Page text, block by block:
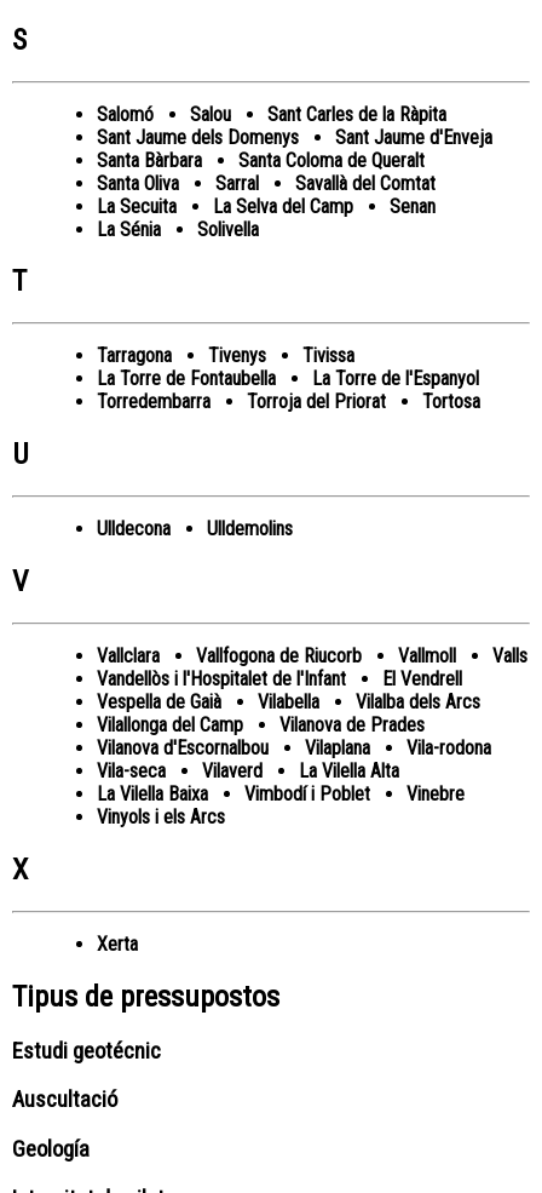
S
Salomó Salou
Sant Carles de la Ràpita
Sant Jaume dels Domenys
Sant Jaume d'Enveja
Santa Bàrbara
Santa Coloma de Queralt
Santa Oliva
Sarral
Savallà del Comtat
La Secuita
La Selva del Camp
Senan
La Sénia
Solivella
T
Tarragona Tivenys
Tivissa
La Torre de Fontaubella
La Torre de l'Espanyol
Torredembarra
Torroja del Priorat Tortosa
U
Ulldecona Ulldemolins
V
Vallclara Vallfogona de Riucorb Vallmoll
Valls
Vandellòs i l'Hospitalet de l'Infant
El Vendrell
Vespella de Gaià
Vilabella
Vilalba dels Arcs
Vilallonga del Camp
Vilanova de Prades
Vilanova d'Escornalbou
Vilaplana
Vila-rodona
Vila-seca
Vilaverd
La Vilella Alta
La Vilella Baixa
Vimbodí i Poblet
Vinebre
Vinyols i els Arcs
X
Xerta
Tipus de pressupostos
Estudi geotécnic
Auscultació
Geología